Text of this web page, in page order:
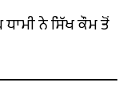
ਧਾਮੀ ਨੇ ਸਿੱਖ ਕੌਮ ਤੋਂ